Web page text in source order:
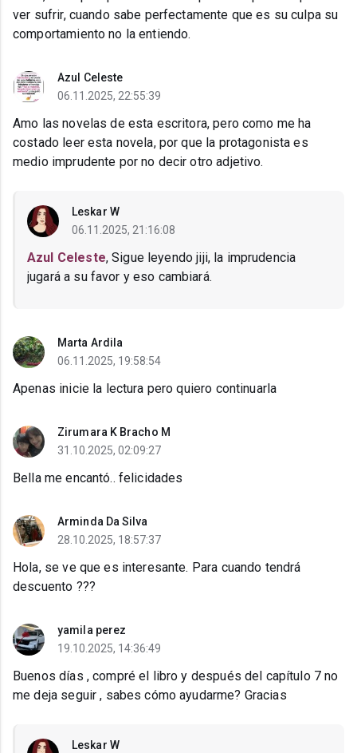
ver sufrir, cuando sabe perfectamente que es su culpa su
comportamiento no la entiendo.
Azul Celeste
06.11.2025, 22:55:39
Amo las novelas de esta escritora, pero como me ha
costado leer esta novela, por que la protagonista es
medio imprudente por no decir otro adjetivo.
Leskar W
06.11.2025, 21:16:08
Azul Celeste, Sigue leyendo jiji, la imprudencia
jugará a su favor y eso cambiará.
Marta Ardila
06.11.2025, 19:58:54
Apenas inicie la lectura pero quiero continuarla
Zirumara K Bracho M
31.10.2025, 02:09:27
Bella me encantó.. felicidades
Arminda Da Silva
28.10.2025, 18:57:37
Hola, se ve que es interesante. Para cuando tendrá
descuento ???
yamila perez
19.10.2025, 14:36:49
Buenos días , compré el libro y después del capítulo 7 no
me deja seguir , sabes cómo ayudarme? Gracias
Leskar W